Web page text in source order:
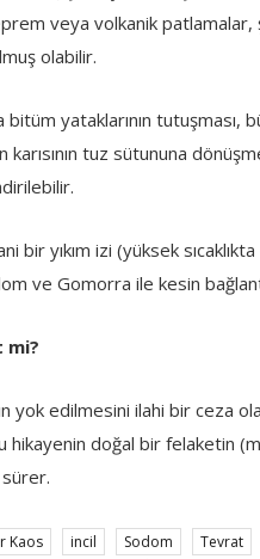
veya volkanik patlamalar,
olabilir.
yataklarının tutuşması,
karısının tuz sütununa
bir yıkım izi (yüksek
ve Gomorra ile kesin
mi?
yok edilmesini ilahi bir ceza
hikayenin doğal bir felaketin
sürer.
Kaos incil Sodom Tevrat